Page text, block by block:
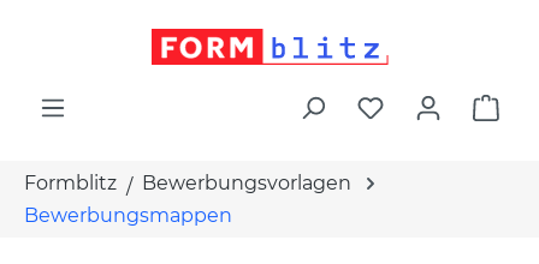
Formblitz
Bewerbungsvorlagen
Bewerbungsmappen